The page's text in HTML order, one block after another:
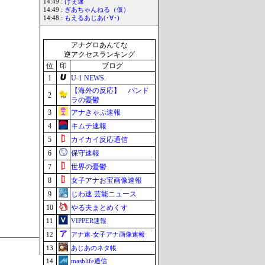
14:49 : げぇ速
14:49 : ぎあちゃんねる（仮）
14:48 : もえるあじあ(･∀･)
アナグロあんてな
逆アクセスランキング
位
印
ブログ
1
U-1 NEWS.
2
【海外の反応】 パンド
ラの憂鬱
3
アナきゃぷ速報
4
キムチ速報
5
カイカイ反応通信
6
保守速報
7
世界の憂鬱
8
女子アナお宝画像速報
9
じわ速 芸能ニュース
10
やる夫まとめくす
11
VIPPER速報
12
アナ速‐女子アナ画像速報
13
あじあのネタ帳
14
mashlife通信